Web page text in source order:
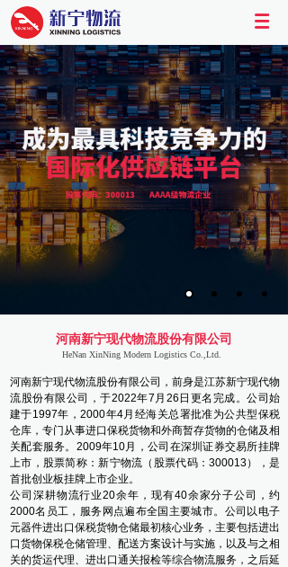
河南新宁现代物流股份有限公司
HeNan XinNing Modern Logistics Co.,Ltd.
河南新宁现代物流股份有限公司，前身是江苏新宁现代物
流股份有限公司，于2022年7月26日更名完成。公司始
建于1997年，2000年4月经海关总署批准为公共型保税
仓库，专门从事进口保税货物和外商暂存货物的仓储及相
关配套服务。2009年10月，公司在深圳证券交易所挂牌
上市，股票简称：新宁物流（股票代码：300013），是
首批创业板挂牌上市企业。
公司深耕物流行业20余年，现有40余家分子公司，约
2000名员工，服务网点遍布全国主要城市。公司以电子
元器件进出口保税货物仓储最初核心业务，主要包括进出
口货物保税仓储管理、配送方案设计与实施，以及与之相
关的货运代理、进出口通关报检等综合物流服务，之后延